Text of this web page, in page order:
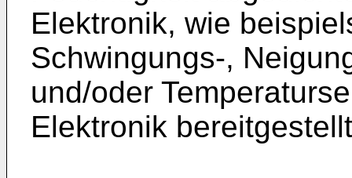
Elektronik, wie
Schwingungs-,
und/oder
Elektronik